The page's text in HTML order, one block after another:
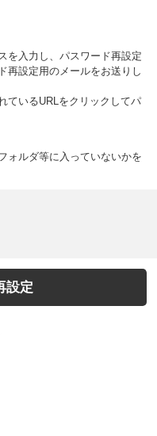
を入力し、パスワード再設定
再設定用のメールをお送りし
ているURLをクリックしてパ
ォルダ等に入っていないかを